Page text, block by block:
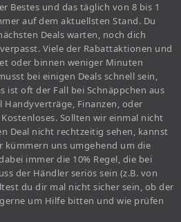
Bestes und das täglich von 8 bis 1
auf dem aktuellsten Stand. Du
Deals warten, noch dich
Viele der Rabattaktionen und
oder binnen weniger Minuten
bei einigen Deals schnell sein,
ist oft der Fall bei Schnäppchen aus
Handyverträge, Finanzen, oder
Sollten wir einmal nicht
Deal nicht rechtzeitig sehen, kannst
kümmern uns umgehend um die
immer die 10% Regel, die bei
der Händler seriös sein (z.B. von
du dir mal nicht sicher sein, ob der
um Hilfe bitten und wie prüfen